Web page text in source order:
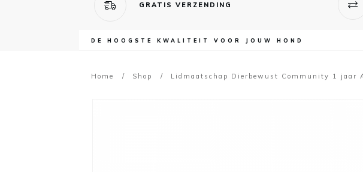
GRATIS VERZENDING
DE HOOGSTE KWALITEIT VOOR JOUW HOND
Home / Shop / Lidmaatschap Dierbewust Community 1 jaar